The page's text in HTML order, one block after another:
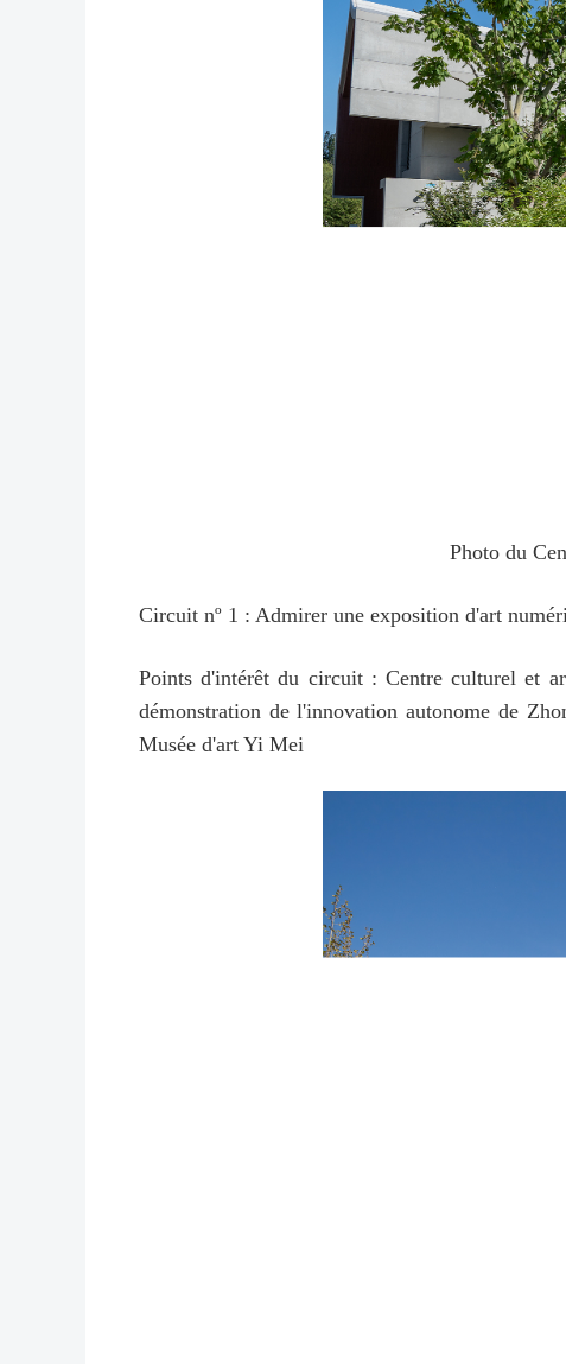
Photo du
Circuit nº 1 : Admirer une exposition d'art
Points d'intérêt du circuit : Centre culturel et
démonstration de l'innovation autonome de
Musée d'art Yi Mei